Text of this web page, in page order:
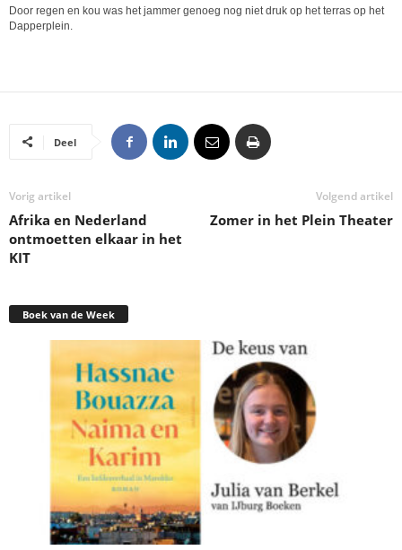
Door regen en kou was het jammer genoeg nog niet druk op het terras op het
Dapperplein.
Deel
Vorig artikel
Afrika en Nederland
ontmoetten elkaar in het
KIT
Volgend artikel
Zomer in het Plein Theater
Boek van de Week